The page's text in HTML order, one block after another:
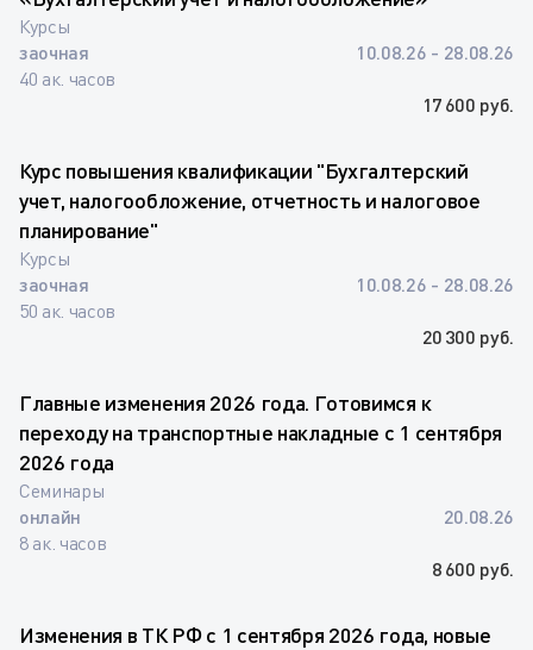
Курсы
заочная
40 ак. часов
10.08.26 - 28.08.26
17 600 руб.
Курс повышения квалификации "Бухгалтерский
учет, налогообложение, отчетность и налоговое
планирование"
Курсы
заочная
50 ак. часов
10.08.26 - 28.08.26
20 300 руб.
Главные изменения 2026 года. Готовимся к
переходу на транспортные накладные с 1 сентября
2026 года
Семинары
онлайн
8 ак. часов
20.08.26
8 600 руб.
Изменения в ТК РФ с 1 сентября 2026 года, новые